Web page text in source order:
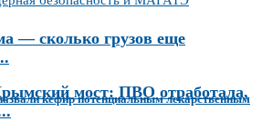
— сколько грузов еще
мост: ПВО отработала,
кефир потенциальным лекарственным